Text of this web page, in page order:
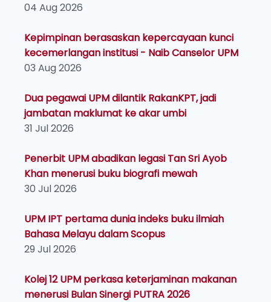
04 Aug 2026
Kepimpinan berasaskan kepercayaan kunci
kecemerlangan institusi - Naib Canselor UPM
03 Aug 2026
Dua pegawai UPM dilantik RakanKPT, jadi
jambatan maklumat ke akar umbi
31 Jul 2026
Penerbit UPM abadikan legasi Tan Sri Ayob
Khan menerusi buku biografi mewah
30 Jul 2026
UPM IPT pertama dunia indeks buku ilmiah
Bahasa Melayu dalam Scopus
29 Jul 2026
Kolej 12 UPM perkasa keterjaminan makanan
menerusi Bulan Sinergi PUTRA 2026